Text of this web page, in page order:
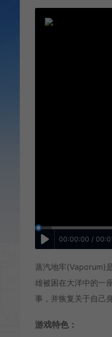
00:00:00 /
蒸汽地牢(Vaporum)
雄被困在大洋中的一
事，并恢复关于自己
游戏特色：